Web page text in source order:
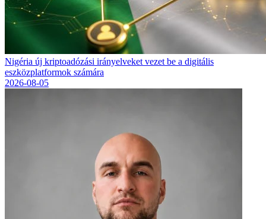
Nigéria új kriptoadózási irányelveket vezet be a digitális
eszközplatformok számára
2026-08-05